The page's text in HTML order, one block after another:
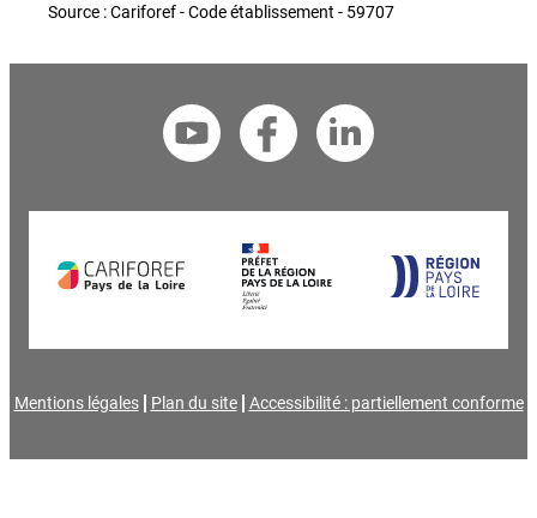
Source : Cariforef - Code établissement - 59707
Mentions légales Plan du site Accessibilité : partiellement conforme